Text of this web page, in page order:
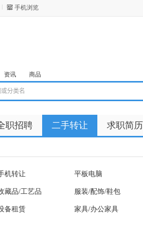
手机浏览
资讯 商品
职招聘 二手转让 求职简历
机转让 平板电脑
藏品/工艺品 服装/配饰/鞋包
备租赁 家具/办公家具